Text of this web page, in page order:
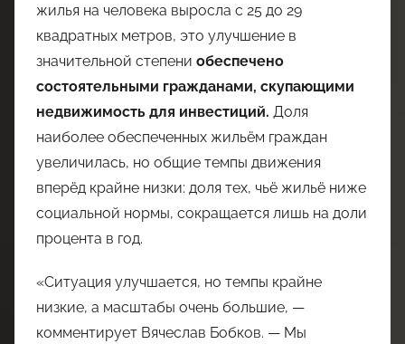
жилья на человека выросла с 25 до 29
квадратных метров, это улучшение в
значительной степени обеспечено
состоятельными гражданами, скупающими
недвижимость для инвестиций. Доля
наиболее обеспеченных жильём граждан
увеличилась, но общие темпы движения
вперёд крайне низки: доля тех, чьё жильё ниже
социальной нормы, сокращается лишь на доли
процента в год.
«Ситуация улучшается, но темпы крайне
низкие, а масштабы очень большие, —
комментирует Вячеслав Бобков. — Мы